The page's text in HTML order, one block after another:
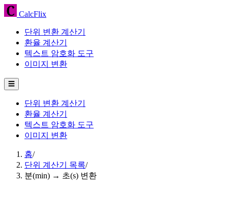
CalcFlix
단위 변환 계산기
환율 계산기
텍스트 암호화 도구
이미지 변환
☰
단위 변환 계산기
환율 계산기
텍스트 암호화 도구
이미지 변환
홈/
단위 계산기 목록/
분(min) → 초(s) 변환